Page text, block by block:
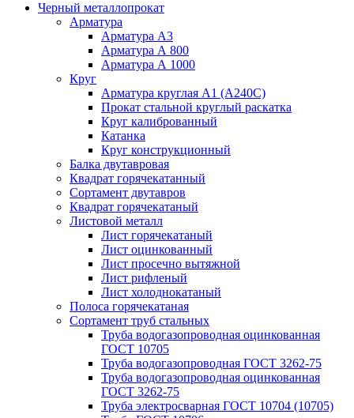
Черный металлопрокат
Арматура
Арматура А3
Арматура А 800
Арматура А 1000
Круг
Арматура круглая А1 (А240C)
Прокат стальной круглый раскатка
Круг калиброванный
Катанка
Круг конструкционный
Балка двутавровая
Квадрат горячекатанный
Сортамент двутавров
Квадрат горячекатаный
Листовой металл
Лист горячекатаный
Лист оцинкованный
Лист просечно вытяжной
Лист рифленый
Лист холоднокатаный
Полоса горячекатаная
Сортамент труб стальных
Труба водогазопроводная оцинкованная
ГОСТ 10705
Труба водогазопроводная ГОСТ 3262-75
Труба водогазопроводная оцинкованная
ГОСТ 3262-75
Труба электросварная ГОСТ 10704 (10705)